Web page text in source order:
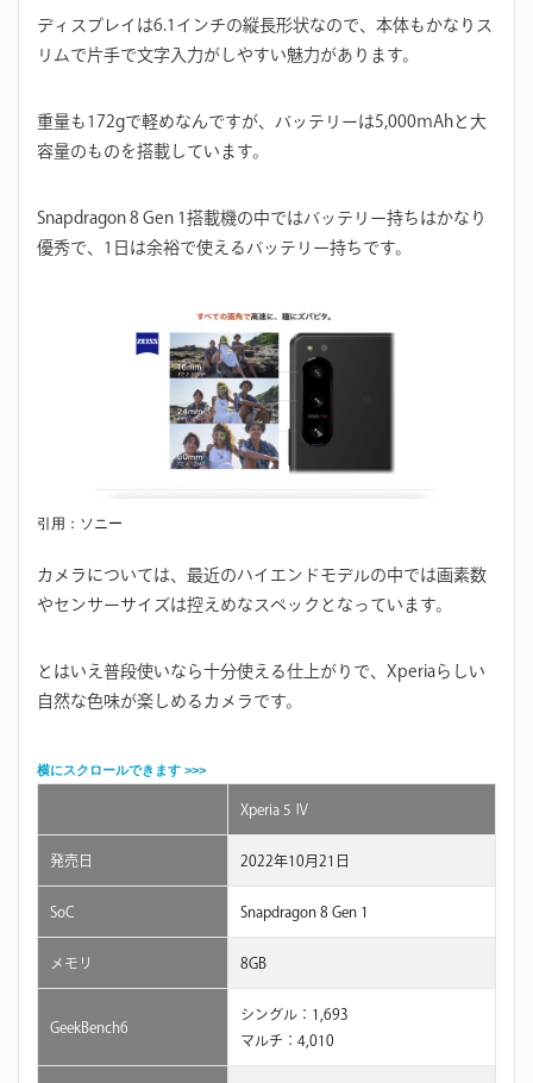
ディスプレイは6.1インチの縦長形状なので、本体もかなりス
リムで片手で文字入力がしやすい魅力があります。
重量も172gで軽めなんですが、バッテリーは5,000ｍAhと大
容量のものを搭載しています。
Snapdragon 8 Gen 1搭載機の中ではバッテリー持ちはかなり
優秀で、1日は余裕で使えるバッテリー持ちです。
引用：ソニー
カメラについては、最近のハイエンドモデルの中では画素数
やセンサーサイズは控えめなスペックとなっています。
とはいえ普段使いなら十分使える仕上がりで、Xperiaらしい
自然な色味が楽しめるカメラです。
Xperia 5 Ⅳ
発売日 2022年10月21日
SoC Snapdragon 8 Gen 1
メモリ 8GB
GeekBench6
シングル：1,693
マルチ：4,010